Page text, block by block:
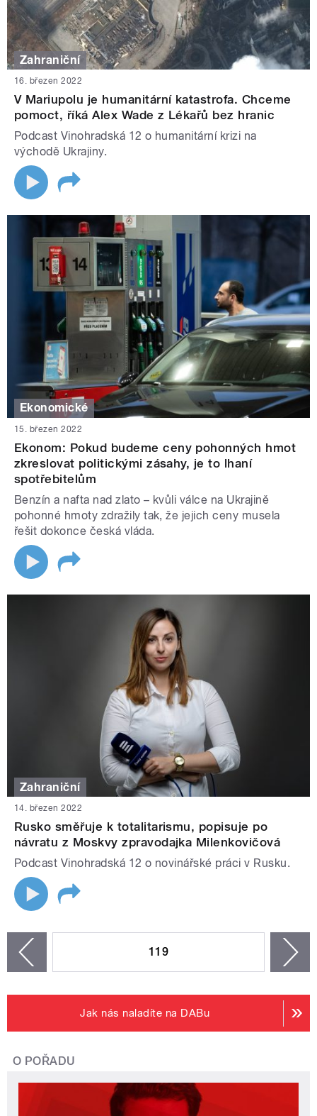
Zahraniční
16. březen 2022
V Mariupolu je humanitární katastrofa. Chceme
pomoct, říká Alex Wade z Lékařů bez hranic
Podcast Vinohradská 12 o humanitární krizi na
východě Ukrajiny.
Ekonomické
15. březen 2022
Ekonom: Pokud budeme ceny pohonných hmot
zkreslovat politickými zásahy, je to lhaní
spotřebitelům
Benzín a nafta nad zlato – kvůli válce na Ukrajině
pohonné hmoty zdražily tak, že jejich ceny musela
řešit dokonce česká vláda.
Zahraniční
14. březen 2022
Rusko směřuje k totalitarismu, popisuje po
návratu z Moskvy zpravodajka Milenkovičová
Podcast Vinohradská 12 o novinářské práci v Rusku.
119
Jak nás naladíte na DABu
O POŘADU